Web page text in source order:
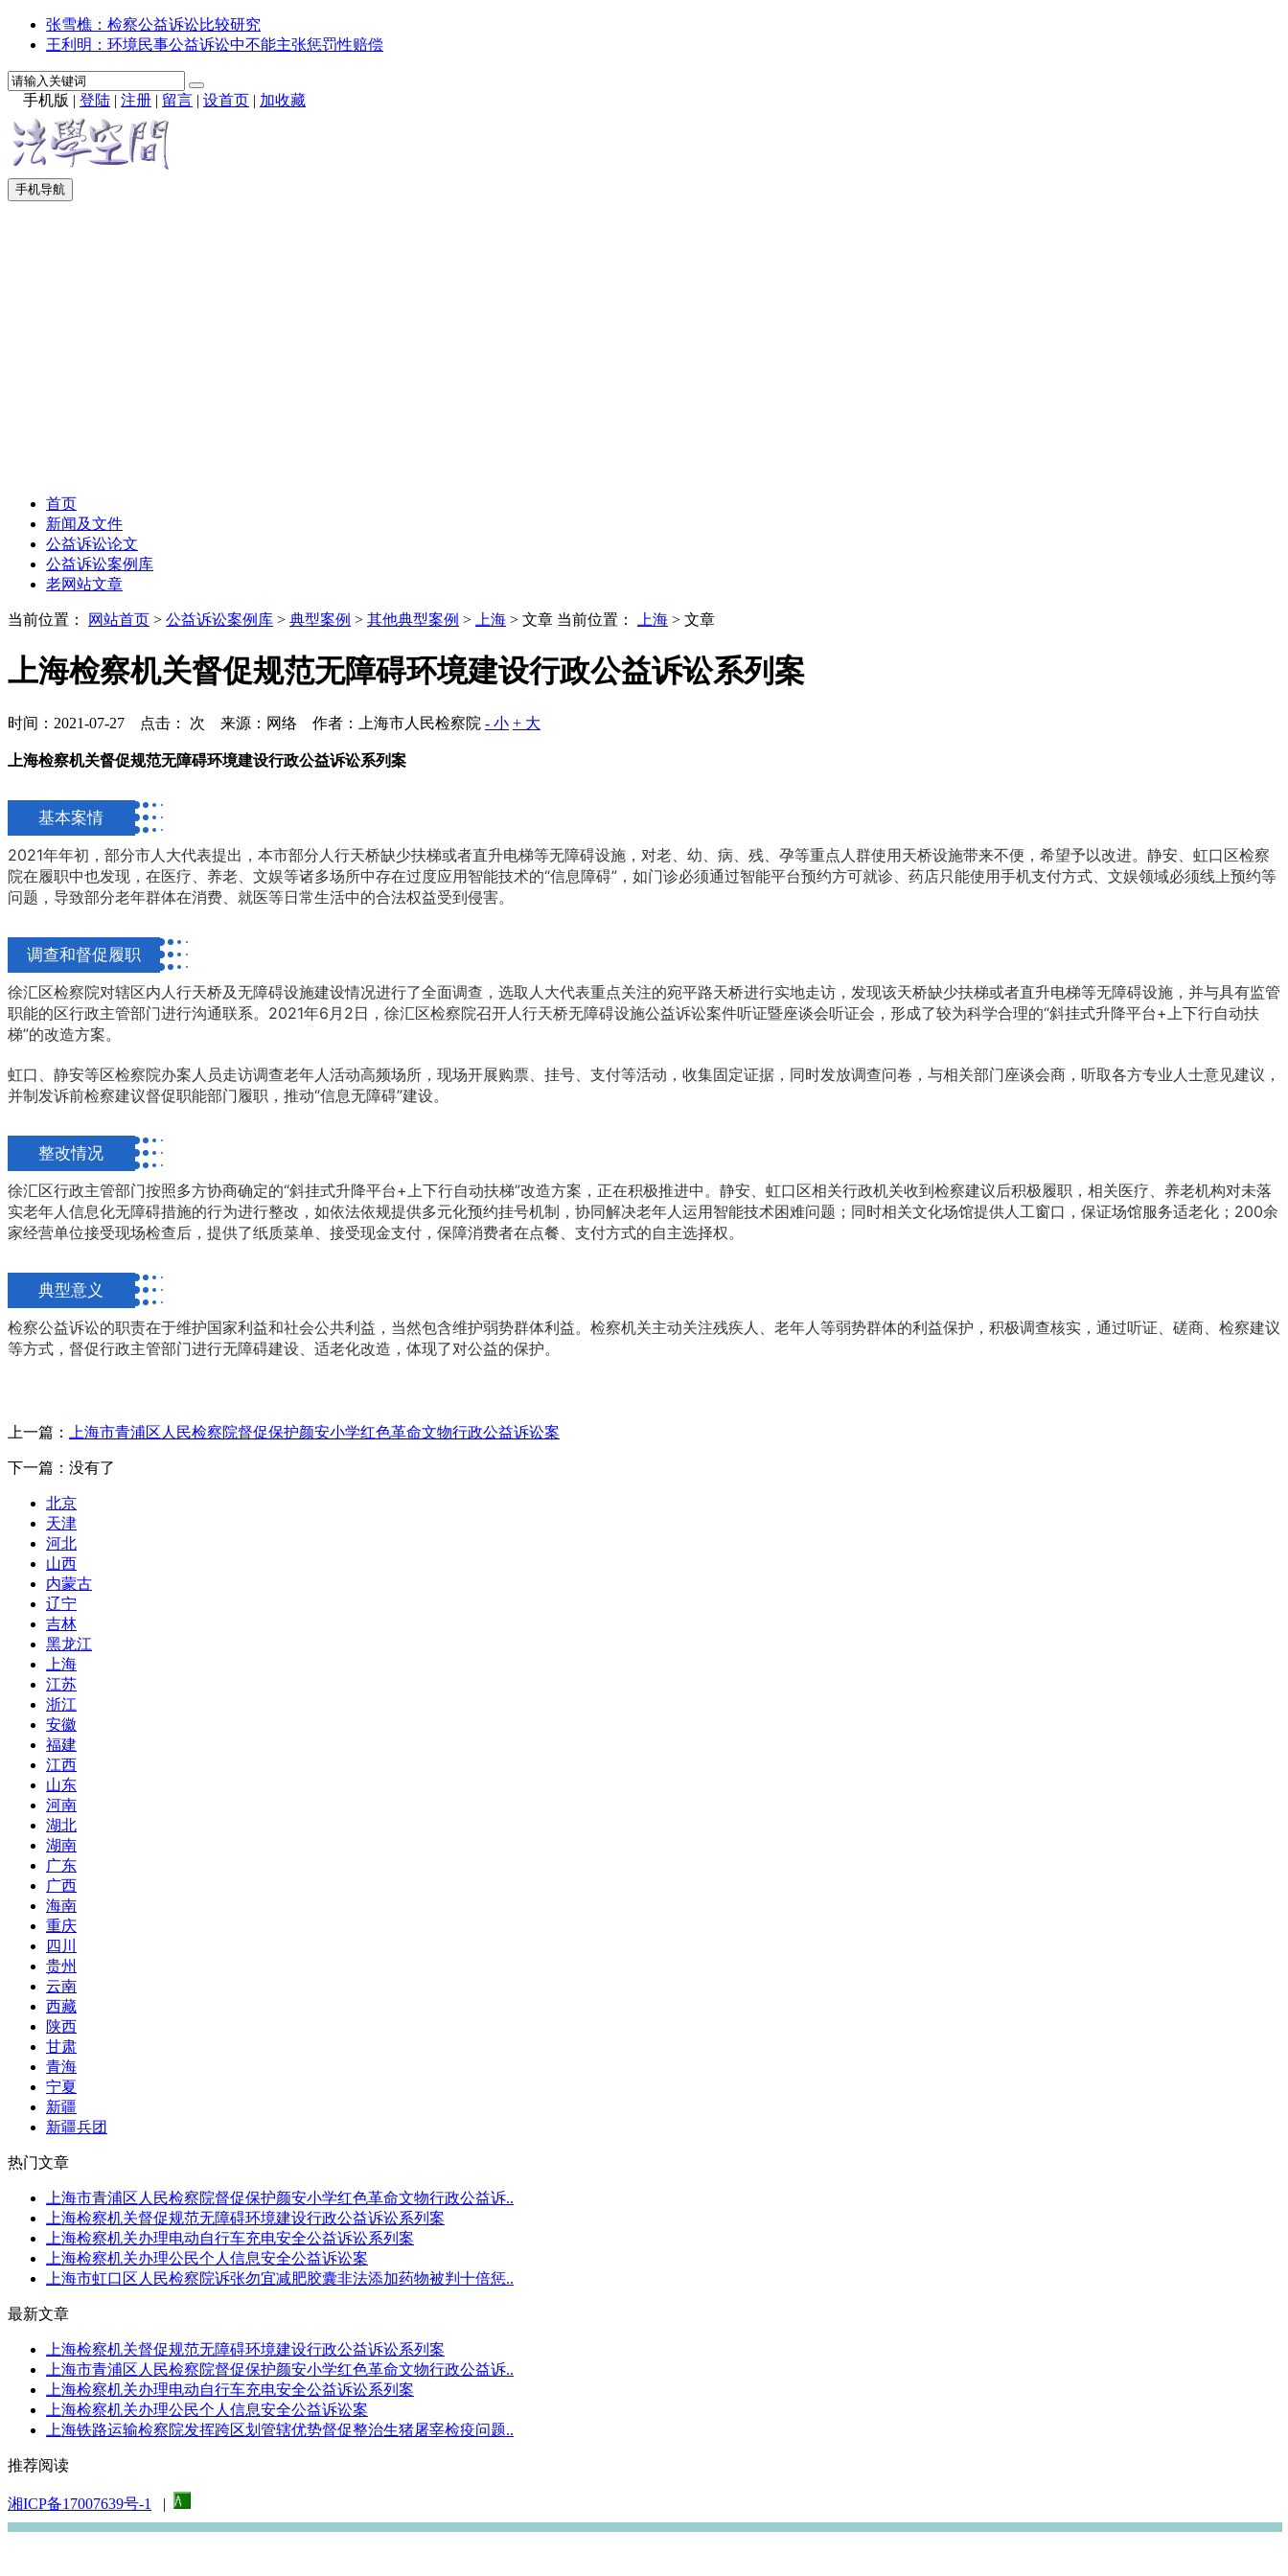
张雪樵：检察公益诉讼比较研究
王利明：环境民事公益诉讼中不能主张惩罚性赔偿
手机版 | 登陆 | 注册 | 留言 | 设首页 | 加收藏
手机导航
首页
新闻及文件
公益诉讼论文
公益诉讼案例库
老网站文章
当前位置： 网站首页 > 公益诉讼案例库 > 典型案例 > 其他典型案例 > 上海 > 文章 当前位置： 上海 > 文章
上海检察机关督促规范无障碍环境建设行政公益诉讼系列案
时间：2021-07-27 点击： 次 来源：网络 作者：上海市人民检察院 - 小 + 大
上海检察机关督促规范无障碍环境建设行政公益诉讼系列案
基本案情
2021年年初，部分市人大代表提出，本市部分人行天桥缺少扶梯或者直升电梯等无障碍设施，对老、幼、病、残、孕等重点人群使用天桥设施带来不便，希望予以改进。静安、虹口区检察
院在履职中也发现，在医疗、养老、文娱等诸多场所中存在过度应用智能技术的“信息障碍”，如门诊必须通过智能平台预约方可就诊、药店只能使用手机支付方式、文娱领域必须线上预约等
问题，导致部分老年群体在消费、就医等日常生活中的合法权益受到侵害。
调查和督促履职
徐汇区检察院对辖区内人行天桥及无障碍设施建设情况进行了全面调查，选取人大代表重点关注的宛平路天桥进行实地走访，发现该天桥缺少扶梯或者直升电梯等无障碍设施，并与具有监管
职能的区行政主管部门进行沟通联系。2021年6月2日，徐汇区检察院召开人行天桥无障碍设施公益诉讼案件听证暨座谈会听证会，形成了较为科学合理的“斜挂式升降平台+上下行自动扶
梯”的改造方案。
虹口、静安等区检察院办案人员走访调查老年人活动高频场所，现场开展购票、挂号、支付等活动，收集固定证据，同时发放调查问卷，与相关部门座谈会商，听取各方专业人士意见建议，
并制发诉前检察建议督促职能部门履职，推动“信息无障碍”建设。
整改情况
徐汇区行政主管部门按照多方协商确定的“斜挂式升降平台+上下行自动扶梯”改造方案，正在积极推进中。静安、虹口区相关行政机关收到检察建议后积极履职，相关医疗、养老机构对未落
实老年人信息化无障碍措施的行为进行整改，如依法依规提供多元化预约挂号机制，协同解决老年人运用智能技术困难问题；同时相关文化场馆提供人工窗口，保证场馆服务适老化；200余
家经营单位接受现场检查后，提供了纸质菜单、接受现金支付，保障消费者在点餐、支付方式的自主选择权。
典型意义
检察公益诉讼的职责在于维护国家利益和社会公共利益，当然包含维护弱势群体利益。检察机关主动关注残疾人、老年人等弱势群体的利益保护，积极调查核实，通过听证、磋商、检察建议
等方式，督促行政主管部门进行无障碍建设、适老化改造，体现了对公益的保护。
上一篇： 上海市青浦区人民检察院督促保护颜安小学红色革命文物行政公益诉讼案
下一篇：没有了
北京
天津
河北
山西
内蒙古
辽宁
吉林
黑龙江
上海
江苏
浙江
安徽
福建
江西
山东
河南
湖北
湖南
广东
广西
海南
重庆
四川
贵州
云南
西藏
陕西
甘肃
青海
宁夏
新疆
新疆兵团
热门文章
上海市青浦区人民检察院督促保护颜安小学红色革命文物行政公益诉..
上海检察机关督促规范无障碍环境建设行政公益诉讼系列案
上海检察机关办理电动自行车充电安全公益诉讼系列案
上海检察机关办理公民个人信息安全公益诉讼案
上海市虹口区人民检察院诉张勿宜减肥胶囊非法添加药物被判十倍惩..
最新文章
上海检察机关督促规范无障碍环境建设行政公益诉讼系列案
上海市青浦区人民检察院督促保护颜安小学红色革命文物行政公益诉..
上海检察机关办理电动自行车充电安全公益诉讼系列案
上海检察机关办理公民个人信息安全公益诉讼案
上海铁路运输检察院发挥跨区划管辖优势督促整治生猪屠宰检疫问题..
推荐阅读
湘ICP备17007639号-1 |